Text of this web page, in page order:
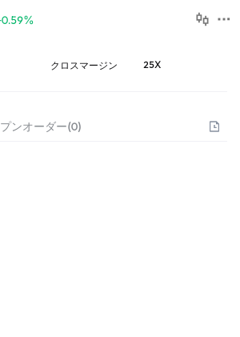
%
クロスマージン 25X
ンオーダー(0)